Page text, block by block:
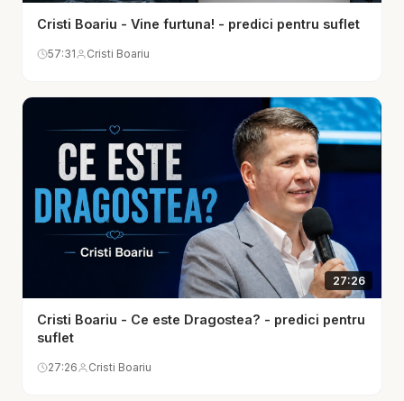
că duc bătălii ascunse. Poate te lupți cu un păcat
te lasă, cu o povară în familie sau cu o oboseală
încurajează să nu renunți. Lupta nu este dovada că
Dumnezeu te-a părăsit, ci locul în care El vrea să-
ți întărească sufletul.
În același timp, Cristi Boariu subliniază că biruința
prin Isus nu înseamnă doar rezolvarea unei
probleme, ci transformarea inimii. Adevărata
victorie este să rămâi credincios, să continui să te
să nu lași întunericul să-ți fure speranța. Prin
poate fi restaurat, iar omul descurajat poate merge
Cristi Boariu - Vine furtuna! - predici pentru suflet
57:31 Cristi Boariu
27:26
Cristi Boariu - Ce este Dragostea? - predici pentru
suflet
27:26 Cristi Boariu